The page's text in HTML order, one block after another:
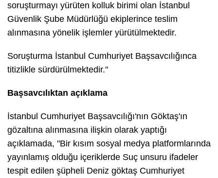
soruşturmayı yürüten kolluk birimi olan İstanbul
Güvenlik Şube Müdürlüğü ekiplerince teslim
alınmasına yönelik işlemler yürütülmektedir.
Soruşturma İstanbul Cumhuriyet Başsavcılığınca
titizlikle sürdürülmektedir."
Başsavcılıktan açıklama
İstanbul Cumhuriyet Başsavcılığı'nın Göktaş'ın
gözaltına alınmasına ilişkin olarak yaptığı
açıklamada, "Bir kısım sosyal medya platformlarında
yayınlamış olduğu içeriklerde Suç unsuru ifadeler
tespit edilen şüpheli Deniz göktaş Cumhuriyet